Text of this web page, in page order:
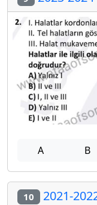
A B
10 2021-